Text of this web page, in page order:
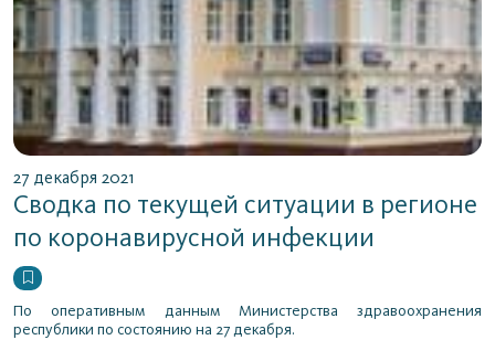
27 декабря 2021
Сводка по текущей ситуации в регионе
по коронавирусной инфекции
По оперативным данным Министерства здравоохранения
республики по состоянию на 27 декабря.